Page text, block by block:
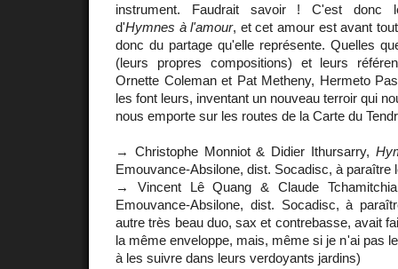
instrument. Faudrait savoir ! C'est donc
d'Hymnes à l'amour, et cet amour est avant
donc du partage qu'elle représente. Quelles
(leurs propres compositions) et leurs
Ornette Coleman et Pat Metheny, Hermeto
les font leurs, inventant un nouveau terroir qui
nous emporte sur les routes de la Carte du
→ Christophe Monniot & Didier Ithursarry,
Emouvance-Absilone, dist. Socadisc, à paraître
→ Vincent Lê Quang & Claude
Emouvance-Absilone, dist. Socadisc, à
autre très beau duo, sax et contrebasse, avait
la même enveloppe, mais, même si je n'ai pas
à les suivre dans leurs verdoyants jardins)